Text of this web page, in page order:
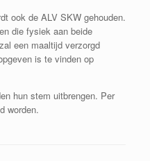
ook de ALV SKW gehouden.
die fysiek aan beide
een maaltijd verzorgd
is te vinden op
hun stem uitbrengen. Per
worden.